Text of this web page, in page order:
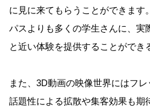
に見に来てもらうことができます
パスよりも多くの学生さんに、実
と近い体験を提供することができ
また、3D動画の映像世界にはフレ
話題性による拡散や集客効果も期